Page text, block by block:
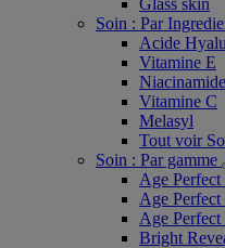
Glass skin
Soin : Par
Acide
Vitamine E
Niacinamide
Vitamine C
Melasyl
Tout voir
Soin : Par gamme
Age
Age
Age Perfect
Bright